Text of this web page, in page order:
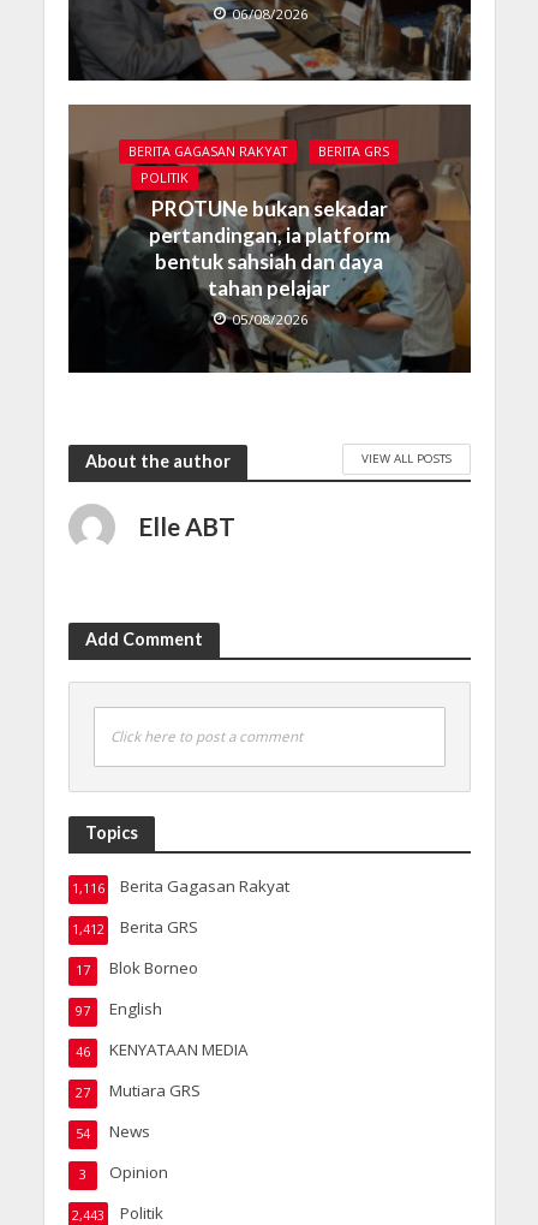
06/08/2026
BERITA GAGASAN RAKYAT
BERITA GRS
POLITIK
PROTUNe bukan sekadar
pertandingan, ia platform
bentuk sahsiah dan daya
tahan pelajar
05/08/2026
About the author VIEW ALL POSTS
Elle ABT
Add Comment
Click here to post a comment
Topics
Berita Gagasan Rakyat
1,116
Berita GRS
1,412
Blok Borneo
17
English
97
KENYATAAN MEDIA
46
Mutiara GRS
27
News
54
Opinion
3
Politik
2,443